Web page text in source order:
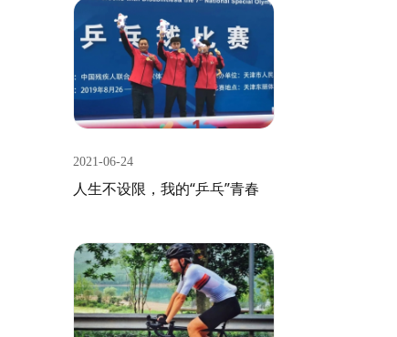
2021-06-24
人生不设限，我的“乒乓”青春